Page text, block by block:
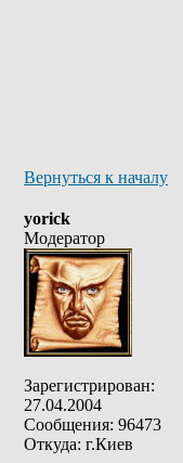
Вернуться к началу
yorick
Модератор
Зарегистрирован:
27.04.2004
Сообщения: 96473
Откуда: г.Киев